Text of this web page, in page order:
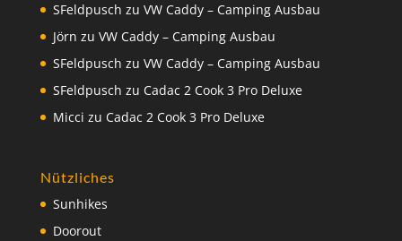
SFeldpusch zu VW Caddy – Camping Ausbau
Jörn zu VW Caddy – Camping Ausbau
SFeldpusch zu VW Caddy – Camping Ausbau
SFeldpusch zu Cadac 2 Cook 3 Pro Deluxe
Micci zu Cadac 2 Cook 3 Pro Deluxe
Nützliches
Sunhikes
Doorout